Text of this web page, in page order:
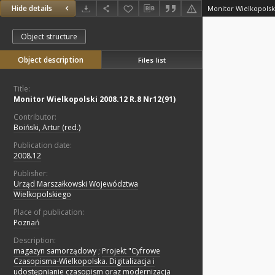
Hide details Monitor
Object structure
Object description Files list
Title:
Monitor Wielkopolski 2008.12 R.8 Nr12(91)
Contributor:
Boiński, Artur (red.)
Publication date:
2008.12
Publisher:
Urząd Marszałkowski Województwa
Wielkopolskiego
Place of publication:
Poznań
Description:
magazyn samorządowy ; Projekt "Cyfrowe
Czasopisma-Wielkopolska. Digitalizacja i
udostępnianie czasopism oraz modernizacja